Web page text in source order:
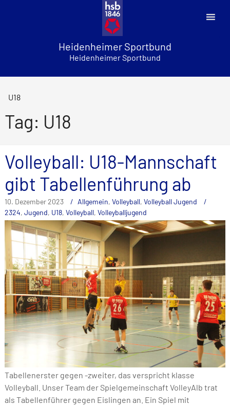
Heidenheimer Sportbund
Heidenheimer Sportbund
U18
Tag: U18
Volleyball: U18-Mannschaft
gibt Tabellenführung ab
10. Dezember 2023 Allgemein, Volleyball, Volleyball Jugend
2324, Jugend, U18, Volleyball, Volleyballjugend
Tabellenerster gegen -zweiter, das verspricht klasse
Volleyball. Unser Team der Spielgemeinschaft VolleyAlb trat
als Tabellenführer gegen Eislingen an. Ein Spiel mit